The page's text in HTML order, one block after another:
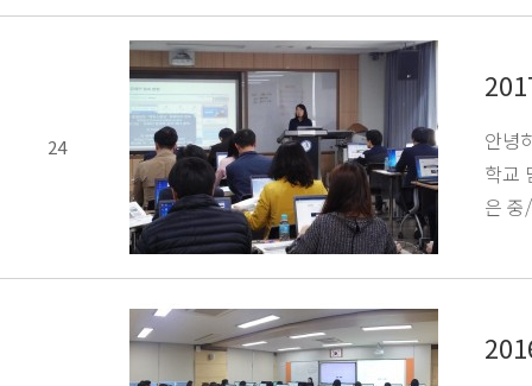
24
안녕
학교
은 중